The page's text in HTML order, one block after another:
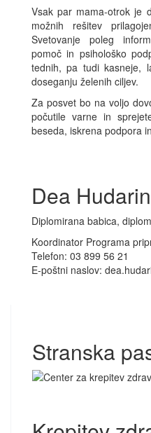
Vsak par mama-otrok je
možnih rešitev
Svetovanje poleg
pomoč in psihološko
tednih, pa tudi kasneje,
doseganju želenih ciljev.
Za posvet bo na voljo
počutile varne in
beseda, iskrena podpora
Dea
Diplomirana babica,
Koordinator Programa
Telefon: 03 899 56 21
E-poštni naslov:
Stranska